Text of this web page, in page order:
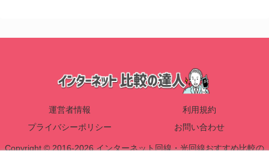
運営者情報
利用規約
プライバシーポリシー
お問い合わせ
Copyright © 2016-2026 インターネット回線・光回線おすすめ比較の